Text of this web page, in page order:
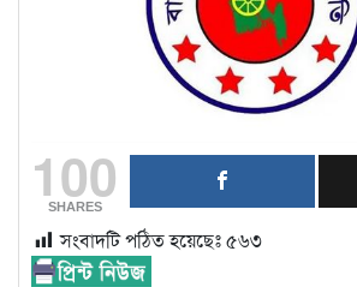
100
SHARES
সংবাদটি পঠিত হয়েছেঃ৫৬৩